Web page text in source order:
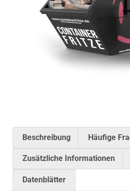
Beschreibung Häufige
Zusätzliche Informationen
Datenblätter